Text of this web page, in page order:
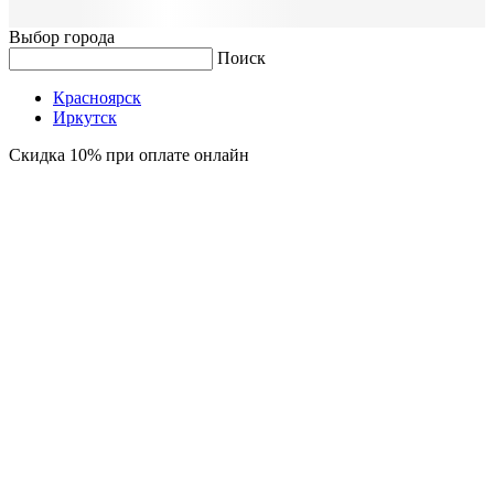
Выбор города
Поиск
Красноярск
Иркутск
Скидка 10% при оплате онлайн